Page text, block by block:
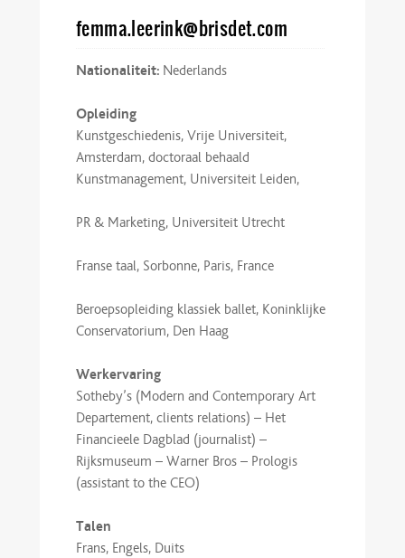
femma.leerink@brisdet.com
Nationaliteit: Nederlands
Opleiding
Kunstgeschiedenis, Vrije Universiteit,
Amsterdam, doctoraal behaald
Kunstmanagement, Universiteit Leiden,
PR & Marketing, Universiteit Utrecht
Franse taal, Sorbonne, Paris, France
Beroepsopleiding klassiek ballet, Koninklijke
Conservatorium, Den Haag
Werkervaring
Sotheby’s (Modern and Contemporary Art
Departement, clients relations) – Het
Financieele Dagblad (journalist) –
Rijksmuseum – Warner Bros – Prologis
(assistant to the CEO)
Talen
Frans, Engels, Duits